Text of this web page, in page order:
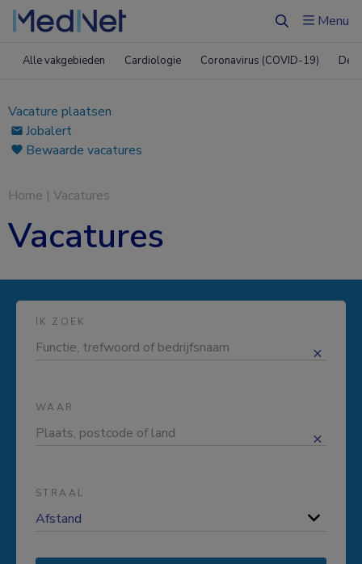
ZoekenMenu
Alle vakgebieden Cardiologie Coronavirus (COVID-19)
Vacature plaatsen
Jobalert
Bewaarde vacatures
Home | Vacatures
Vacatures
IK ZOEK
WAAR
STRAAL